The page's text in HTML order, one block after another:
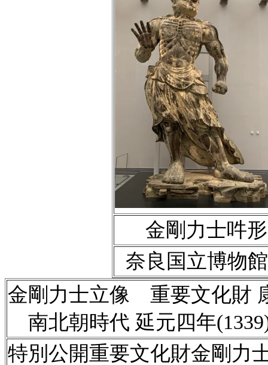
金剛力士吽形
奈良国立博物
金剛力士立像 重要文化財
南北朝時代 延元四年
特別公開重要文化財金剛力